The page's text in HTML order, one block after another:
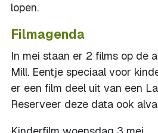
lopen.
Filmagenda
In mei staan er 2 films op de
Mill. Eentje speciaal voor
er een film deel uit van een
Reserveer deze data ook